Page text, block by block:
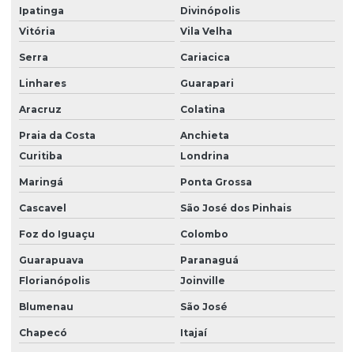
Ipatinga
Divinópolis
Vitória
Vila Velha
Serra Cariacica
Linhares Guarapari
Aracruz Colatina
Praia da Costa
Anchieta
Curitiba
Londrina
Maringá Ponta Grossa
Cascavel São José dos Pinhais
Foz do Iguaçu Colombo
Guarapuava
Paranaguá
Florianópolis
Joinville
Blumenau São José
Chapecó Itajaí